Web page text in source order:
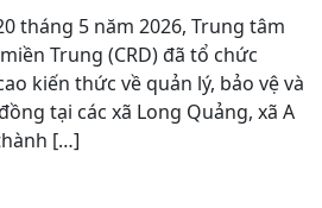
tháng 5 năm 2026, Trung tâm
Trung (CRD) đã tổ chức
kiến thức về quản lý, bảo vệ và
tại các xã Long Quảng, xã A
[…]